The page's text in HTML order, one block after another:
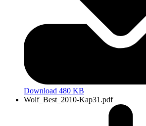
Download 480 KB
Wolf_Best_2010-Kap31.pdf